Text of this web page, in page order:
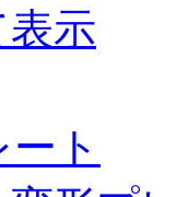
示
ト